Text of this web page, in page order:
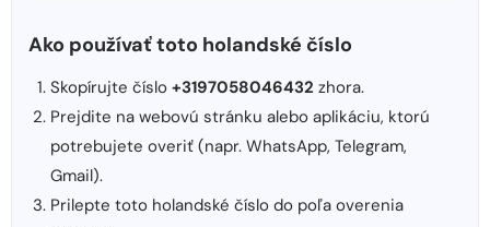
Ako používať toto holandské číslo
Skopírujte číslo +3197058046432 zhora.
Prejdite na webovú stránku alebo aplikáciu, ktorú
potrebujete overiť (napr. WhatsApp, Telegram,
Gmail).
Prilepte toto holandské číslo do poľa overenia